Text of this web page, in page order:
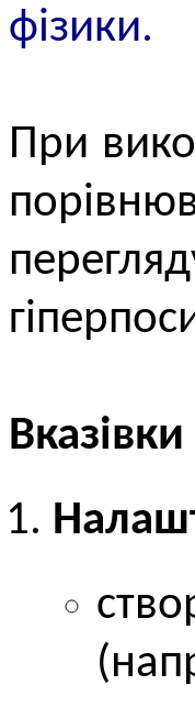
фізики.
При